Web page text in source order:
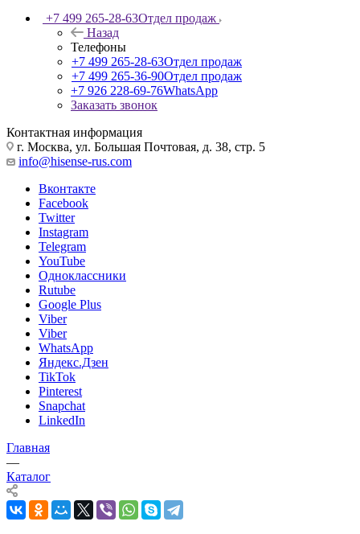
+7 499 265-28-63Отдел продаж
Назад
Телефоны
+7 499 265-28-63Отдел продаж
+7 499 265-36-90Отдел продаж
+7 926 228-69-76WhatsApp
Заказать звонок
Контактная информация
г. Москва, ул. Большая Почтовая, д. 38, стр. 5
info@hisense-rus.com
Вконтакте
Facebook
Twitter
Instagram
Telegram
YouTube
Одноклассники
Rutube
Google Plus
Viber
Viber
WhatsApp
Яндекс.Дзен
TikTok
Pinterest
Snapchat
LinkedIn
Главная
—
Каталог